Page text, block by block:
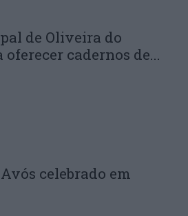
de Oliveira do
cadernos de...
celebrado em